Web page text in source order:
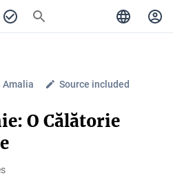
Amalia
Source included
O Călătorie